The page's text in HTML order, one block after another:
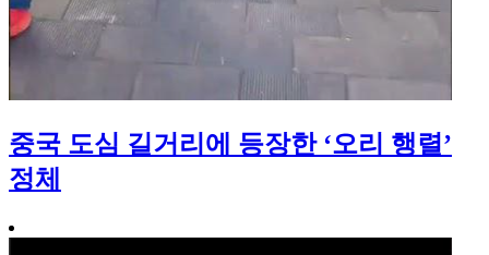
중국 도심 길거리에 등장한 ‘오리 행렬’
정체